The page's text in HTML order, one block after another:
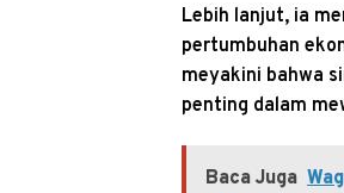
Lebih lanjut, ia
pertumbuhan
meyakini bahwa
penting dalam
Baca Juga